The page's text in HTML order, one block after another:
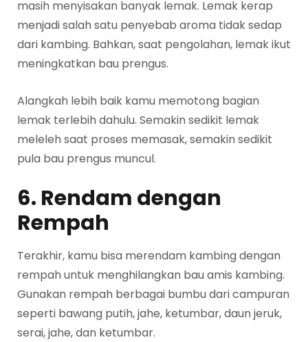
masih menyisakan banyak lemak. Lemak kerap
menjadi salah satu penyebab aroma tidak sedap
dari kambing. Bahkan, saat pengolahan, lemak ikut
meningkatkan bau prengus.
Alangkah lebih baik kamu memotong bagian
lemak terlebih dahulu. Semakin sedikit lemak
meleleh saat proses memasak, semakin sedikit
pula bau prengus muncul.
6. Rendam dengan
Rempah
Terakhir, kamu bisa merendam kambing dengan
rempah untuk menghilangkan bau amis kambing.
Gunakan rempah berbagai bumbu dari campuran
seperti bawang putih, jahe, ketumbar, daun jeruk,
serai, jahe, dan ketumbar.